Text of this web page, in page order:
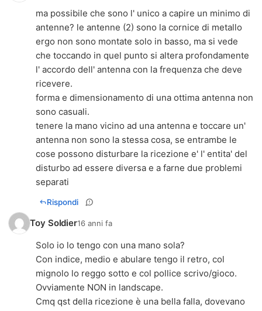
ma possibile che sono l' unico a capire un minimo di
antenne? le antenne (2) sono la cornice di metallo
ergo non sono montate solo in basso, ma si vede
che toccando in quel punto si altera profondamente
l' accordo dell' antenna con la frequenza che deve
ricevere.
forma e dimensionamento di una ottima antenna non
sono casuali.
tenere la mano vicino ad una antenna e toccare un'
antenna non sono la stessa cosa, se entrambe le
cose possono disturbare la ricezione e' l' entita' del
disturbo ad essere diversa e a farne due problemi
separati
Rispondi
Toy Soldier16 anni fa
Solo io lo tengo con una mano sola?
Con indice, medio e abulare tengo il retro, col
mignolo lo reggo sotto e col pollice scrivo/gioco.
Ovviamente NON in landscape.
Cmq qst della ricezione è una bella falla, dovevano